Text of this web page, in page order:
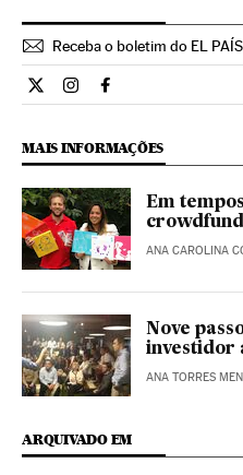
Receba o boletim do EL
Economia El País Brasil en
Economia El País
Economia El País
MAIS INFORMAÇÕES
Em
ANA CAROLINA
Nove
investidor
ANA TORRES
ARQUIVADO EM